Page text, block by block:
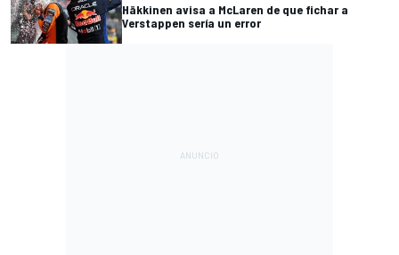
Häkkinen avisa a McLaren de que fichar a
Verstappen sería un error